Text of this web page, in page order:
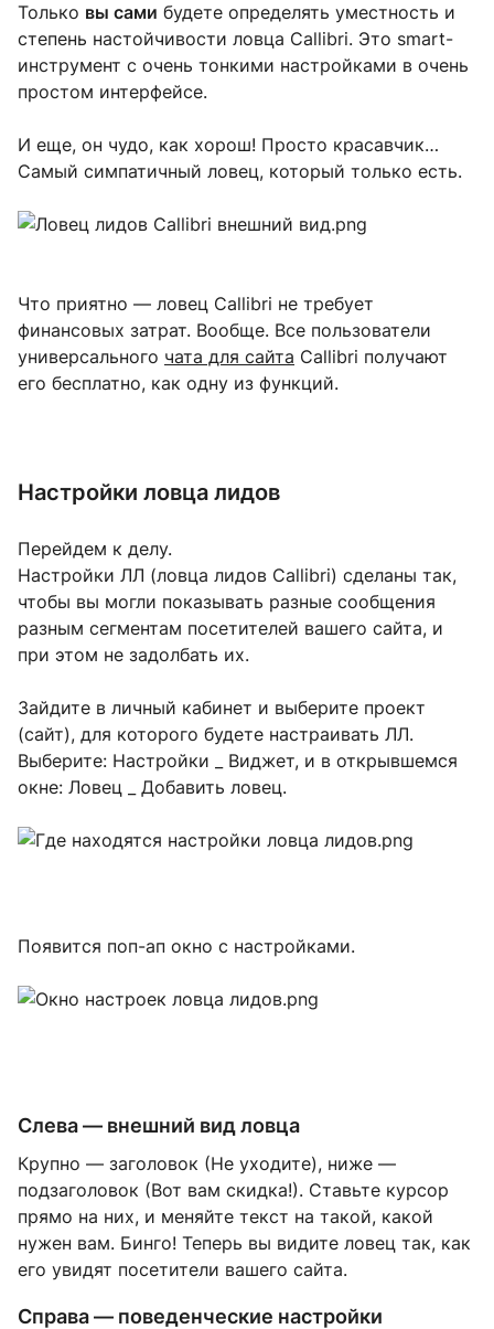
Только вы сами будете определять уместность и
степень настойчивости ловца Callibri. Это smart-
инструмент с очень тонкими настройками в очень
простом интерфейсе.
И еще, он чудо, как хорош! Просто красавчик…
Самый симпатичный ловец, который только есть.
Что приятно — ловец Callibri не требует
финансовых затрат. Вообще. Все пользователи
универсального чата для сайта Callibri получают
его бесплатно, как одну из функций.
Настройки ловца лидов
Перейдем к делу.
Настройки ЛЛ (ловца лидов Callibri) сделаны так,
чтобы вы могли показывать разные сообщения
разным сегментам посетителей вашего сайта, и
при этом не задолбать их.
Зайдите в личный кабинет и выберите проект
(сайт), для которого будете настраивать ЛЛ.
Выберите: Настройки _ Виджет, и в открывшемся
окне: Ловец _ Добавить ловец.
Появится поп-ап окно с настройками.
Слева — внешний вид ловца
Крупно — заголовок (Не уходите), ниже —
подзаголовок (Вот вам скидка!). Ставьте курсор
прямо на них, и меняйте текст на такой, какой
нужен вам. Бинго! Теперь вы видите ловец так, как
его увидят посетители вашего сайта.
Справа — поведенческие настройки